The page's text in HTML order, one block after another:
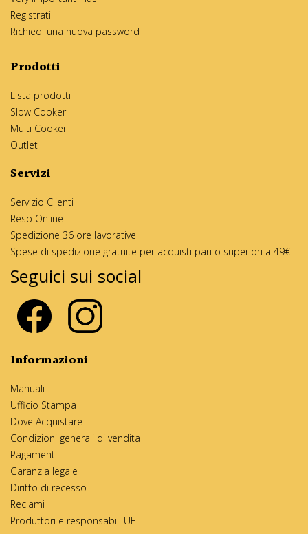
Registrati
Richiedi una nuova password
Prodotti
Lista prodotti
Slow Cooker
Multi Cooker
Outlet
Servizi
Servizio Clienti
Reso Online
Spedizione 36 ore lavorative
Spese di spedizione gratuite per acquisti pari o superiori a 49€
Seguici sui social
Informazioni
Manuali
Ufficio Stampa
Dove Acquistare
Condizioni generali di vendita
Pagamenti
Garanzia legale
Diritto di recesso
Reclami
Produttori e responsabili UE